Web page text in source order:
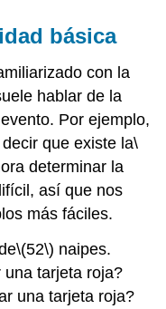
básica
con la
hablar de la
Por ejemplo,
que existe la\
determinar la
así que nos
más fáciles.
\(52\) naipes.
tarjeta roja?
una tarjeta roja?